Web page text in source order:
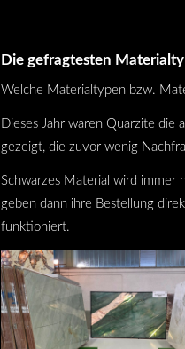
Die gefragtesten
Welche Materialtypen bzw.
Dieses Jahr waren Quarzite die
gezeigt, die zuvor wenig
Schwarzes Material wird immer
geben dann ihre Bestellung
funktioniert.